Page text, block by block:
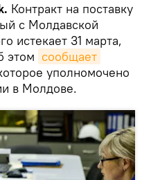
Контракт на поставку
с Молдавской
истекает 31 марта,
этом сообщает
уполномочено
в Молдове.